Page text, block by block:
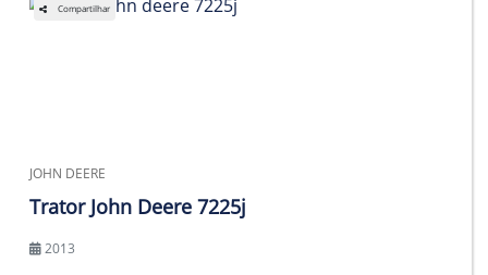
Compartilhar
JOHN DEERE
Trator John Deere 7225j
2013